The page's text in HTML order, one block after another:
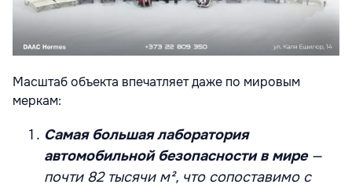
Масштаб объекта впечатляет даже по мировым
меркам:
Самая большая лаборатория
автомобильной безопасности в мире—
почти 82 тысячи м², что сопоставимо с